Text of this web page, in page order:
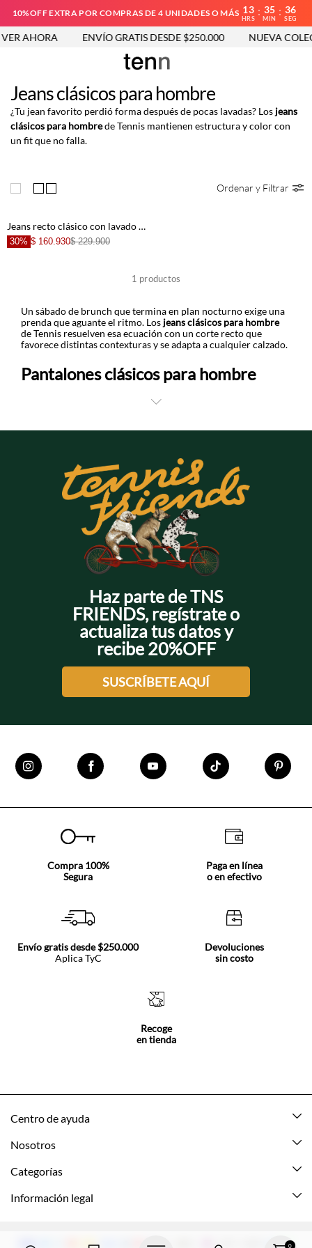
10%OFF EXTRA POR COMPRAS DE 4 UNIDADES O MÁS 13
HRS
: 35
MIN
: 36
SEG
AHORA ENVÍO GRATIS DESDE $250.000 NUEVA
0
Jeans clásicos para hombre
¿Tu jean favorito perdió forma después de pocas lavadas? Los jeans
clásicos para hombrede Tennis mantienen estructura y color con
un fit que no falla.
Ordenar y Filtrar
Jeans recto clásico con lavado medio desvanecido en denim para hombre
30% $ 160.930$ 229.900
1 productos
Un sábado de brunch que termina en plan nocturno exige una
prenda que aguante el ritmo. Los jeans clásicos para hombre
de Tennis resuelven esa ecuación con un corte recto que
favorece distintas contexturas y se adapta a cualquier calzado.
Pantalones clásicos para hombre
El denim de gramaje medio ofrece estructura suficiente para
Esa consistencia en la tela permite un mix and match versátil:
combinan con camisas de lino para contextos arreglados, con
t-shirts estampadas para el día a día o con buzos para un
layering descomplicado cuando baja la temperatura. ¡Arma tu
próximo outfit desde la base y suma tusjeans clásicos para
al carrito!
Haz parte de TNS
FRIENDS, regístrate o
actualiza tus datos y
recibe 20%OFF
SUSCRÍBETE AQUÍ
Compra 100%
Segura
Paga en línea
o en efectivo
Envío gratis desde $250.000
Aplica TyC
Devoluciones
sin costo
Recoge
en tienda
Centro de ayuda
Mis pedidos
Nosotros
Acerca de Tennis
Categorías
Nuevo
Información legal
Política de envio y devolución